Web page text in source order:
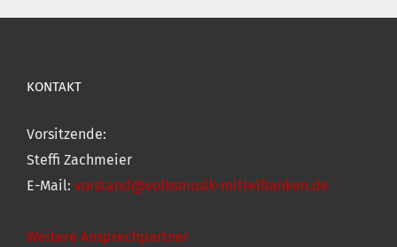
KONTAKT
Vorsitzende:
Steffi Zachmeier
E-Mail: vorstand@volksmusik-mittelfranken.de
Weitere Ansprechpartner